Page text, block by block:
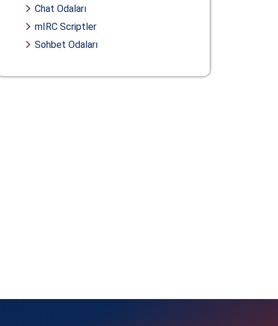
Chat Odaları
mIRC Scriptler
Sohbet Odaları